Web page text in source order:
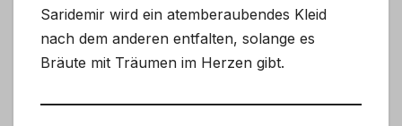
Saridemir wird ein atemberaubendes Kleid
nach dem anderen entfalten, solange es
Bräute mit Träumen im Herzen gibt.